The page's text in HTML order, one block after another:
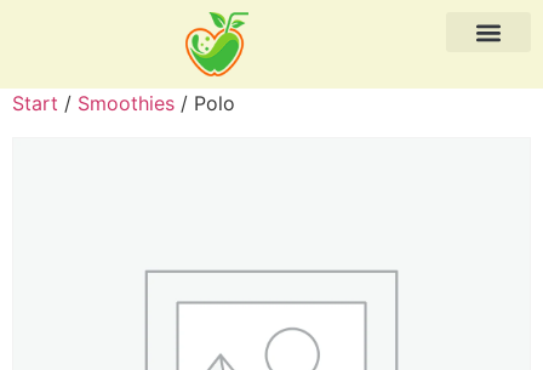
Start / Smoothies / Polo